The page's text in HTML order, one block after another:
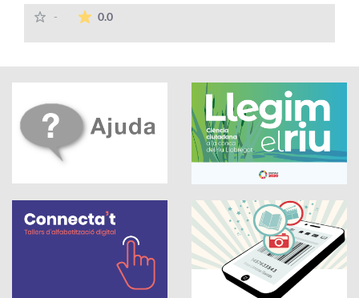
- 0.0La mitjana de les valoracions és de 0 estrelles